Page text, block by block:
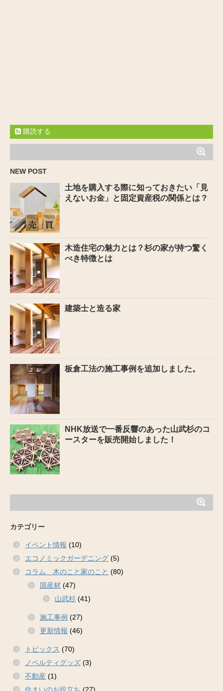
購読する
NEW POST
土地を購入する際に知っておきたい「見
えないお金」と固定資産税の関係とは？
木造住宅の魅力とは？杉の家が持つ驚く
べき特徴とは
建築士と造る家
板倉工法の施工事例を追加しました。
NHK放送で一番反響のあった山武杉のコ
ースターを販売開始しました！
カテゴリー
イベント情報 (10)
エコノミックガーデニング (5)
コラム 木のこと家のこと (80)
国産材 (47)
山武杉 (41)
施工事例 (27)
更新情報 (46)
トピックス (70)
ノベルティグッズ (3)
不動産 (1)